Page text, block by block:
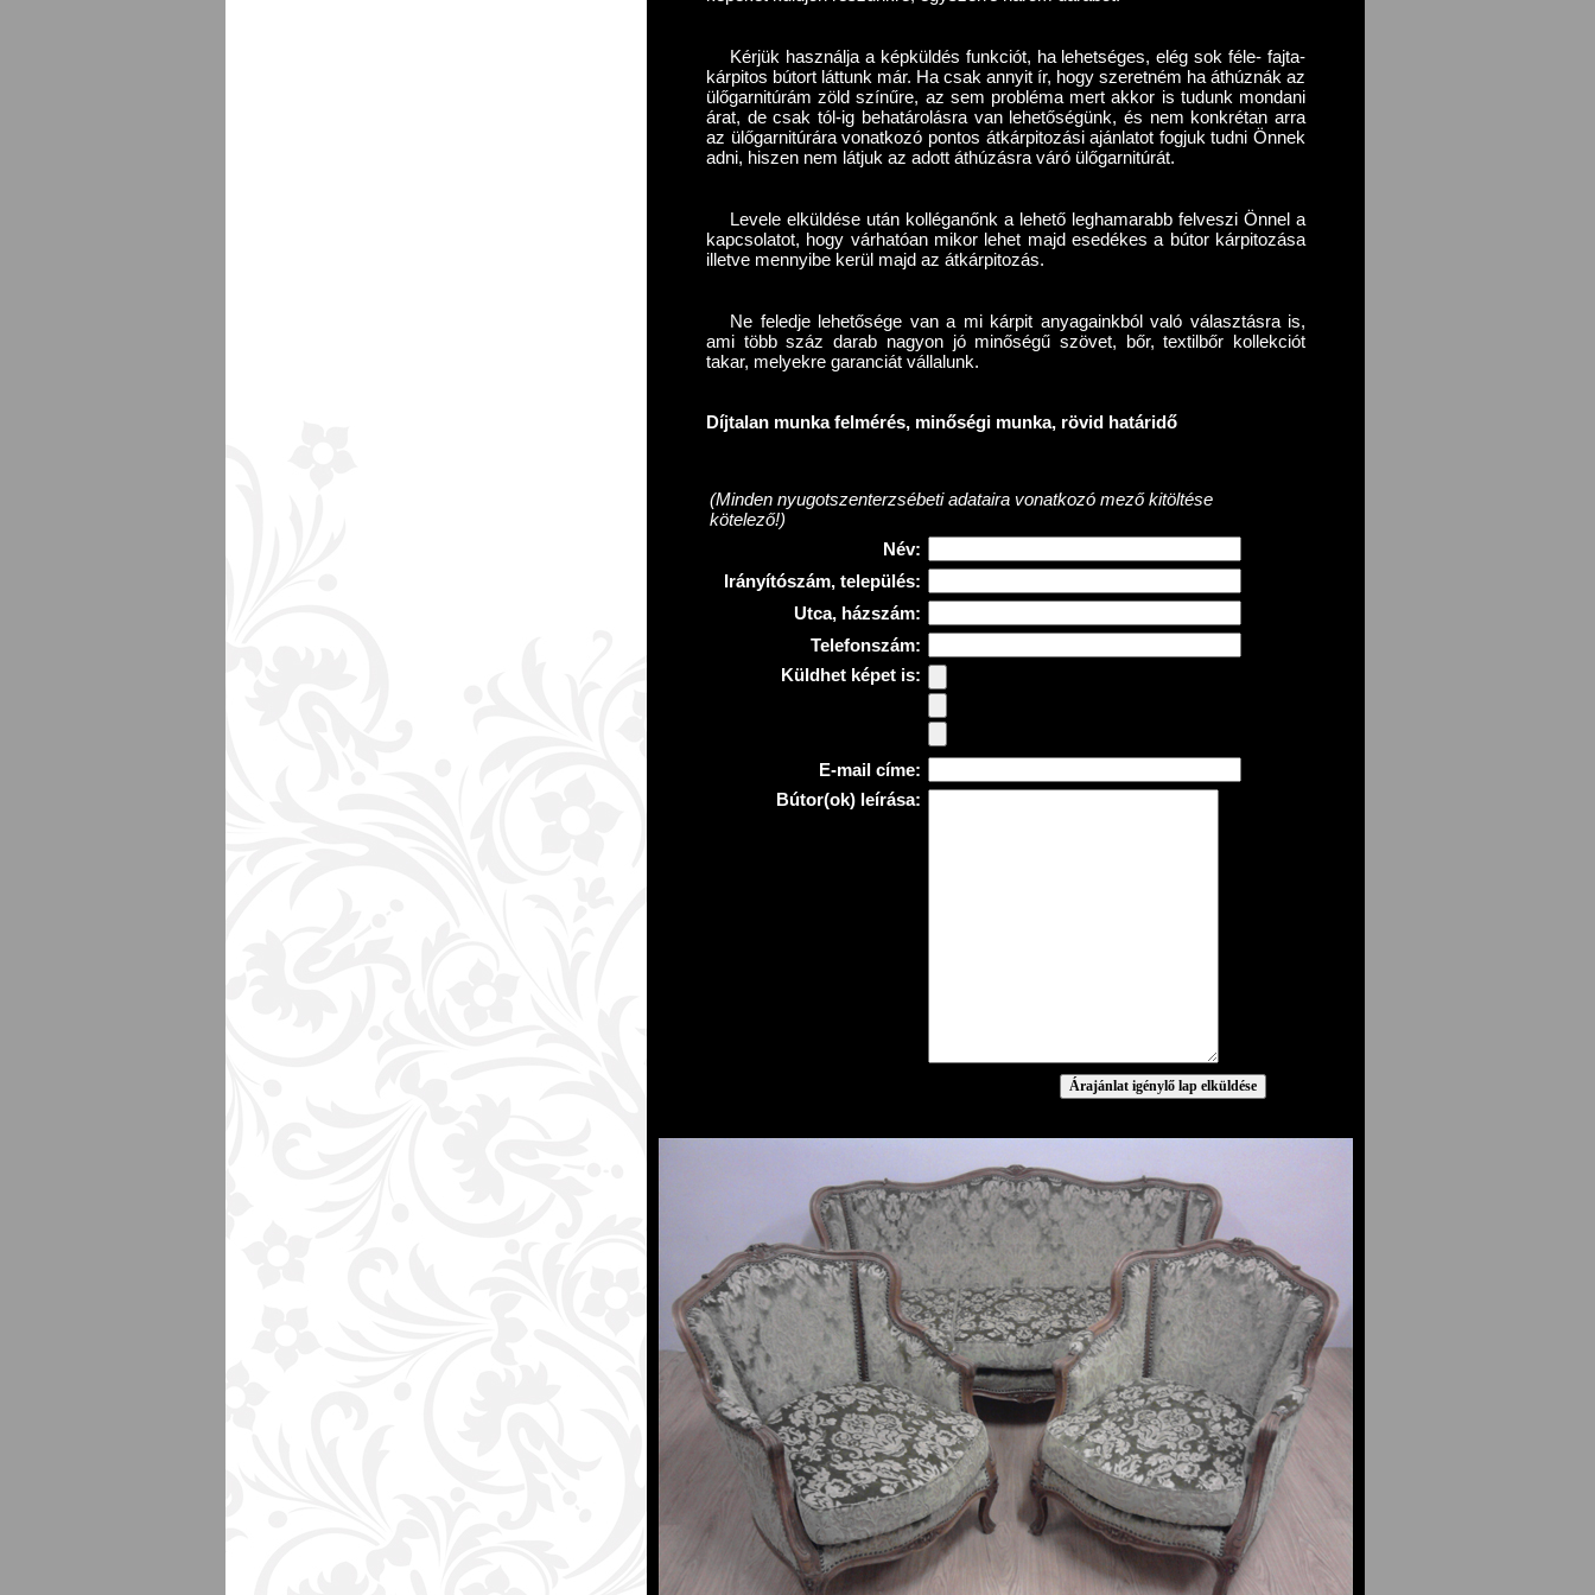
Kérjük használja a képküldés funkciót, ha lehetséges, elég sok féle- fajta-
kárpitos bútort láttunk már. Ha csak annyit ír, hogy szeretném ha áthúznák az
ülőgarnitúrám zöld színűre, az sem probléma mert akkor is tudunk mondani
árat, de csak tól-ig behatárolásra van lehetőségünk, és nem konkrétan arra
az ülőgarnitúrára vonatkozó pontos átkárpitozási ajánlatot fogjuk tudni Önnek
adni, hiszen nem látjuk az adott áthúzásra váró ülőgarnitúrát.
Levele elküldése után kolléganőnk a lehető leghamarabb felveszi Önnel a
kapcsolatot, hogy várhatóan mikor lehet majd esedékes a bútor kárpitozása
illetve mennyibe kerül majd az átkárpitozás.
Ne feledje lehetősége van a mi kárpit anyagainkból való választásra is,
ami több száz darab nagyon jó minőségű szövet, bőr, textilbőr kollekciót
takar, melyekre garanciát vállalunk.
Díjtalan munka felmérés, minőségi munka, rövid határidő
(Minden nyugotszenterzsébeti adataira vonatkozó mező kitöltése
kötelező!)
Név:
Irányítószám, település:
Utca, házszám:
Telefonszám:
Küldhet képet is:
E-mail címe:
Bútor(ok) leírása: